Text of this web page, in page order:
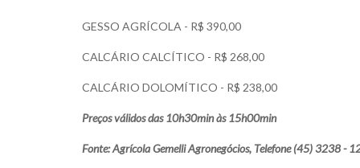
GESSO AGRÍCOLA - R$ 390,00
CALCÁRIO CALCÍTICO - R$ 268,00
CALCÁRIO DOLOMÍTICO - R$ 238,00
Preços válidos das 10h30min às 15h00min
Fonte: Agrícola Gemelli Agronegócios, Telefone (45) 3238 -